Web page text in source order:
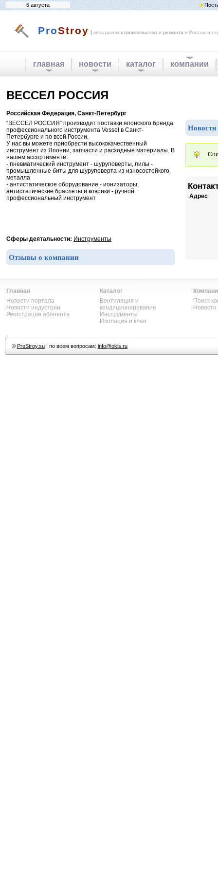
6 августа
ProStroy | весь рынок строительства и ремонта в России и
главная новости каталог компании
ВЕССЕЛ РОССИЯ
Российская Федерация, Санкт-Петербург
“ВЕССЕЛ РОССИЯ” производит поставки японского бренда
профессионального инструмента Vessel в Санкт-
Петербурге и по всей России.
У нас вы можете приобрести высококачественный
инструмент из Японии, запчасти и расходные материалы. В
нашем ассортименте:
- пневматический инструмент - шуруповерты, пилы -
промышленные биты для шуруповерта из износостойкого
металла
- антистатическое оборудование - ионизаторы,
антистатические браслеты и коврики - ручной
профессиональный инструмент
Сферы деятальности: Инструменты
Отзывы о компании
Адрес
Главная
Новости портала
Новости индустрии
Регистрация абонента
Каталог
Вентиляция и
кондиционирование
Инструменты
Изоляция и клеи
Поиск
© ProStroy.su| по всем вопросам: info@okis.ru